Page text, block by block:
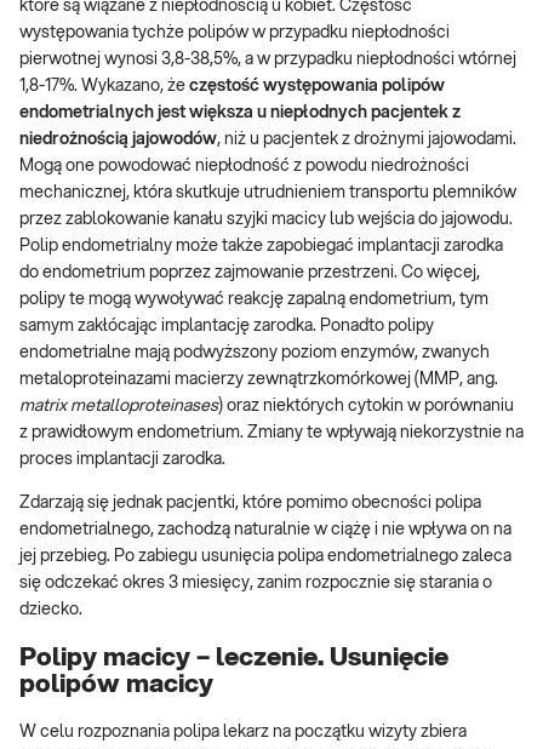
które są wiązane z niepłodnością u kobiet. Częstość
występowania tychże polipów w przypadku niepłodności
pierwotnej wynosi 3,8-38,5%, a w przypadku niepłodności wtórnej
1,8-17%. Wykazano, że częstość występowania polipów
endometrialnych jest większa u niepłodnych pacjentek z
niedrożnością jajowodów, niż u pacjentek z drożnymi jajowodami.
Mogą one powodować niepłodność z powodu niedrożności
mechanicznej, która skutkuje utrudnieniem transportu plemników
przez zablokowanie kanału szyjki macicy lub wejścia do jajowodu.
Polip endometrialny może także zapobiegać implantacji zarodka
do endometrium poprzez zajmowanie przestrzeni. Co więcej,
polipy te mogą wywoływać reakcję zapalną endometrium, tym
samym zakłócając implantację zarodka. Ponadto polipy
endometrialne mają podwyższony poziom enzymów, zwanych
metaloproteinazami macierzy zewnątrzkomórkowej (MMP, ang.
matrix metalloproteinases) oraz niektórych cytokin w porównaniu
z prawidłowym endometrium. Zmiany te wpływają niekorzystnie na
proces implantacji zarodka.
Zdarzają się jednak pacjentki, które pomimo obecności polipa
endometrialnego, zachodzą naturalnie w ciążę i nie wpływa on na
jej przebieg. Po zabiegu usunięcia polipa endometrialnego zaleca
się odczekać okres 3 miesięcy, zanim rozpocznie się starania o
dziecko.
Polipy macicy – leczenie. Usunięcie
polipów macicy
W celu rozpoznania polipa lekarz na początku wizyty zbiera